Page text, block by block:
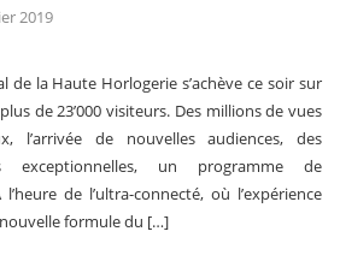
2019
de la Haute Horlogerie s’achève ce soir sur
de 23’000 visiteurs. Des millions de vues
l’arrivée de nouvelles audiences, des
exceptionnelles, un programme de
de l’ultra-connecté, où l’expérience
formule du […]